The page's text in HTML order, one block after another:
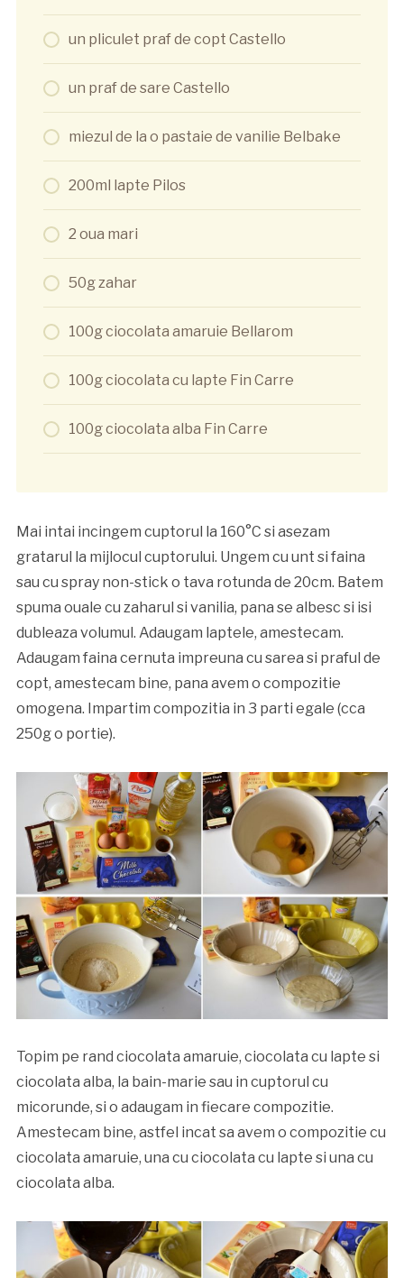
un pliculet praf de copt Castello
un praf de sare Castello
miezul de la o pastaie de vanilie Belbake
200ml lapte Pilos
2 oua mari
50g zahar
100g ciocolata amaruie Bellarom
100g ciocolata cu lapte Fin Carre
100g ciocolata alba Fin Carre
Mai intai incingem cuptorul la 160°C si asezam
gratarul la mijlocul cuptorului. Ungem cu unt si faina
sau cu spray non-stick o tava rotunda de 20cm. Batem
spuma ouale cu zaharul si vanilia, pana se albesc si isi
dubleaza volumul. Adaugam laptele, amestecam.
Adaugam faina cernuta impreuna cu sarea si praful de
copt, amestecam bine, pana avem o compozitie
omogena. Impartim compozitia in 3 parti egale (cca
250g o portie).
Topim pe rand ciocolata amaruie, ciocolata cu lapte si
ciocolata alba, la bain-marie sau in cuptorul cu
micorunde, si o adaugam in fiecare compozitie.
Amestecam bine, astfel incat sa avem o compozitie cu
ciocolata amaruie, una cu ciocolata cu lapte si una cu
ciocolata alba.